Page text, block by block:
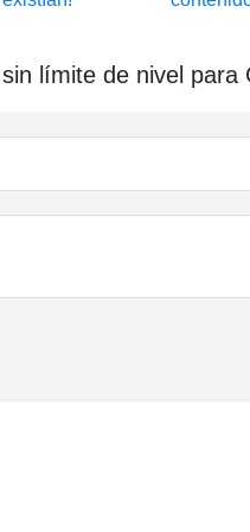
límite de nivel para